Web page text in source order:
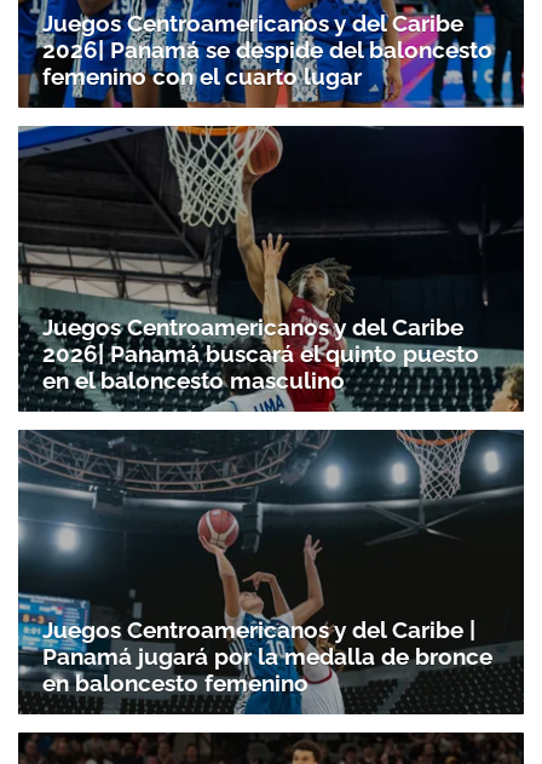
Juegos Centroamericanos y del Caribe
2026| Panamá se despide del baloncesto
femenino con el cuarto lugar
Juegos Centroamericanos y del Caribe
2026| Panamá buscará el quinto puesto
en el baloncesto masculino
Juegos Centroamericanos y del Caribe |
Panamá jugará por la medalla de bronce
en baloncesto femenino